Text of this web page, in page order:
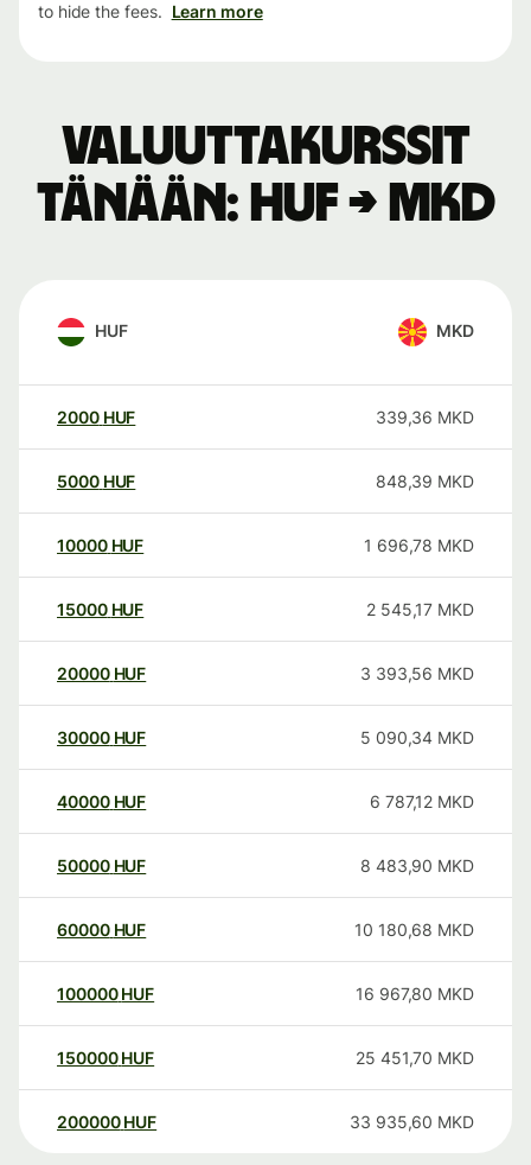
to hide the fees. Learn more
Valuuttakurssit
tänään: HUF → MKD
HUF MKD
2000 HUF 339,36 MKD
5000 HUF 848,39 MKD
10000 HUF 1 696,78 MKD
15000 HUF 2 545,17 MKD
20000 HUF 3 393,56 MKD
30000 HUF 5 090,34 MKD
40000 HUF 6 787,12 MKD
50000 HUF 8 483,90 MKD
60000 HUF 10 180,68 MKD
100000 HUF 16 967,80 MKD
150000 HUF 25 451,70 MKD
200000 HUF 33 935,60 MKD